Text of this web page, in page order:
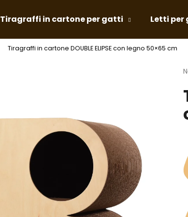
Tiragraffi in cartone per gatti Letti
Tiragraffi in cartone DOUBLE ELIPSE con legno 50×65 cm
è
Cosa state
Si consiglia di